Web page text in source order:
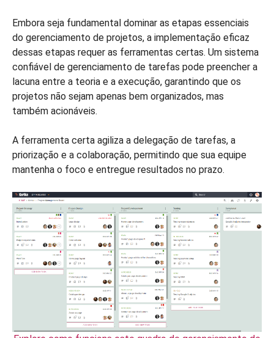
Embora seja fundamental dominar as etapas essenciais
do gerenciamento de projetos, a implementação eficaz
dessas etapas requer as ferramentas certas. Um sistema
confiável de gerenciamento de tarefas pode preencher a
lacuna entre a teoria e a execução, garantindo que os
projetos não sejam apenas bem organizados, mas
também acionáveis.
A ferramenta certa agiliza a delegação de tarefas, a
priorização e a colaboração, permitindo que sua equipe
mantenha o foco e entregue resultados no prazo.